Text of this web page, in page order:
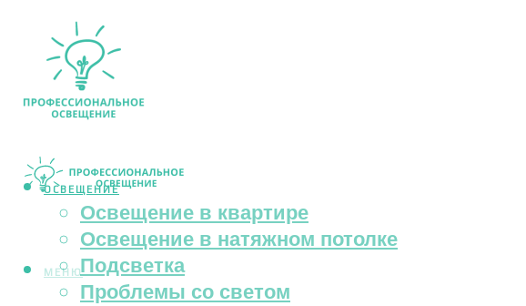
ОСВЕЩЕНИЕ
Освещение в квартире
Освещение в натяжном потолке
Подсветка
Проблемы со светом
МЕНЮ